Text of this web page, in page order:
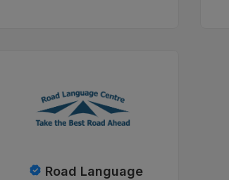
Road Language